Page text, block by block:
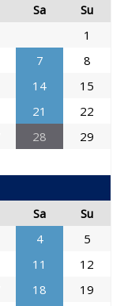
Sa
Su
1
7
8
14
15
21
22
28
29
Sa
Su
4
5
11
12
18
19